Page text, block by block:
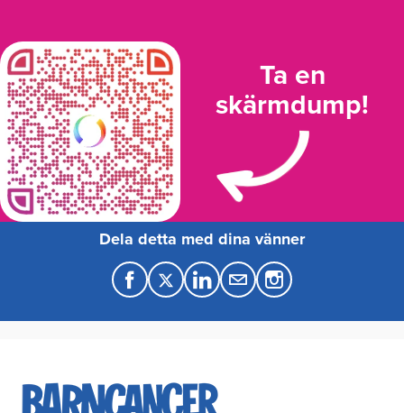
Ta en
skärmdump!
Dela detta med dina vänner
F
a
e
T
w
t
L
i
k
M
a